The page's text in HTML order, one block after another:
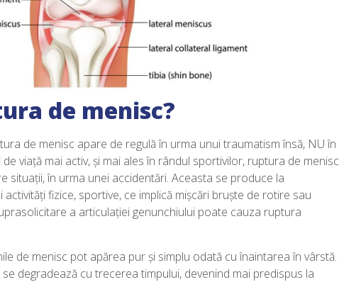
de menisc?
de menisc apare de regulă în urma unui traumatism însă, NU în
viață mai activ, și mai ales în rândul sportivilor, ruptura de menisc
situații, în urma unei accidentări. Aceasta se produce la
fizice, sportive, ce implică mișcări bruște de rotire sau
a articulației genunchiului poate cauza ruptura
de menisc pot apărea pur și simplu odată cu înaintarea în vârstă.
degradează cu trecerea timpului, devenind mai predispus la